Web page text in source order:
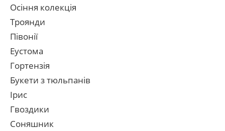
Осіння колекція
Троянди
Півонії
Еустома
Гортензія
Букети з тюльпанів
Ірис
Гвоздики
Соняшник